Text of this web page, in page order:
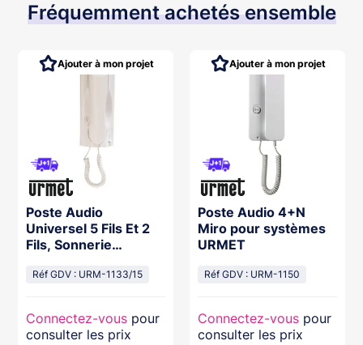
Fréquemment achetés ensemble
Poste Audio
Universel 5 Fils Et 2
Fils, Sonnerie
Ronfleur
Réf GDV : URM-1133/15
Connectez-vous pour
consulter les prix
Ajouter à mon projet
Poste Audio 4+N
Miro pour systèmes
URMET
Réf GDV : URM-1150
Connectez-vous pour
consulter les prix
Ajouter à mon projet